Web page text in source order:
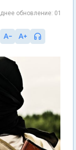
обновление: 01